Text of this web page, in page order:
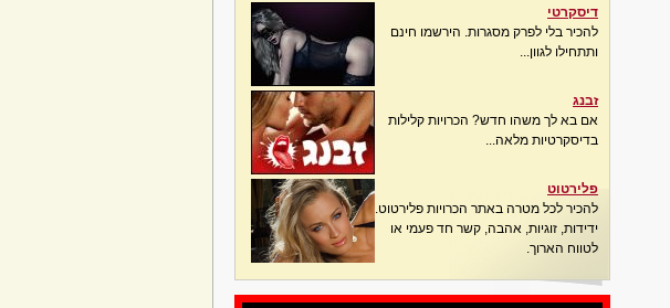
דיסקרטי
להכיר בלי לפרק מסגרות. הירשמו חינם
ותתחילו לגוון...
זבנג
אם בא לך משהו חדש? הכרויות קלילות
בדיסקרטיות מלאה...
פלירטוט
להכיר לכל מטרה באתר הכרויות פלירטוט.
ידידות, זוגיות, אהבה, קשר חד פעמי או
לטווח הארוך.